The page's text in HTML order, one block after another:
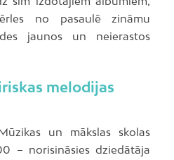
no pasaulē zināmu
jaunos un neierastos
melodijas
un mākslas skolas
– norisināsies dziedātāja